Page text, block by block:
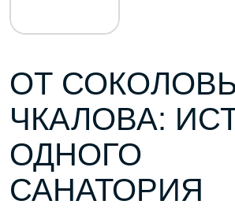
ОТ
ЧКАЛОВА:
ОДНОГО
САНАТОРИЯ